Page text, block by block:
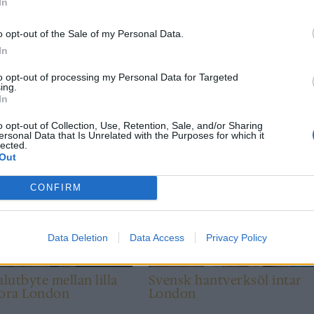
opt-out of the Sale of my Personal Data.
opt-out of processing my Personal Data for Targeted
opt-out of Collection, Use, Retention, Sale, and/or Sharing
Data that Is Unrelated with the Purposes for which it
CONFIRM
Data Deletion Data Access Privacy Policy
några av de mysigaste personer jag träffat i branschen.
med Collective Arts och Poppels baserad på
Den är jag väldigt stolt över.
mellan lilla
London
Svensk hantverksöl intar
London